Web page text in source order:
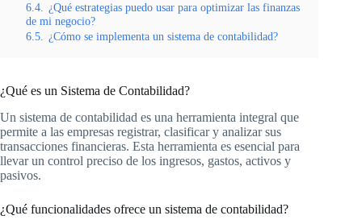
6.4.
¿Qué estrategias puedo usar para optimizar las finanzas
de mi negocio?
6.5.
¿Cómo se implementa un sistema de contabilidad?
¿Qué es un Sistema de Contabilidad?
Un sistema de contabilidad es una herramienta integral que
permite a las empresas registrar, clasificar y analizar sus
transacciones financieras. Esta herramienta es esencial para
llevar un control preciso de los ingresos, gastos, activos y
pasivos.
¿Qué funcionalidades ofrece un sistema de contabilidad?